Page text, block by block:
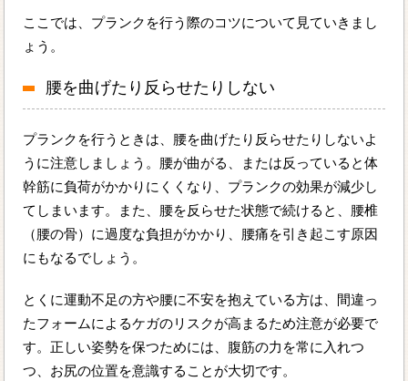
ここでは、プランクを行う際のコツについて見ていきまし
ょう。
腰を曲げたり反らせたりしない
プランクを行うときは、腰を曲げたり反らせたりしないよ
うに注意しましょう。腰が曲がる、または反っていると体
幹筋に負荷がかかりにくくなり、プランクの効果が減少し
てしまいます。また、腰を反らせた状態で続けると、腰椎
（腰の骨）に過度な負担がかかり、腰痛を引き起こす原因
にもなるでしょう。
とくに運動不足の方や腰に不安を抱えている方は、間違っ
たフォームによるケガのリスクが高まるため注意が必要で
す。正しい姿勢を保つためには、腹筋の力を常に入れつ
つ、お尻の位置を意識することが大切です。